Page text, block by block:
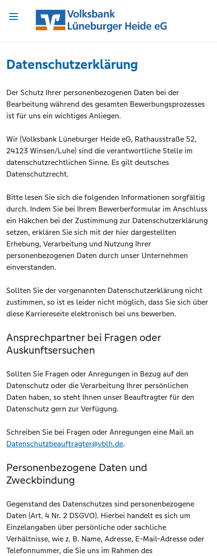
Datenschutzerklärung
Der Schutz Ihrer personenbezogenen Daten bei der
Bearbeitung während des gesamten Bewerbungsprozesses
ist für uns ein wichtiges Anliegen.
Wir (Volksbank Lüneburger Heide eG, Rathausstraße 52,
24123 Winsen/Luhe) sind die verantwortliche Stelle im
datenschutzrechtlichen Sinne. Es gilt deutsches
Datenschutzrecht.
Bitte lesen Sie sich die folgenden Informationen sorgfältig
durch. Indem Sie bei Ihrem Bewerberformular im Anschluss
ein Häkchen bei der Zustimmung zur Datenschutzerklärung
setzen, erklären Sie sich mit der hier dargestellten
Erhebung, Verarbeitung und Nutzung Ihrer
personenbezogenen Daten durch unser Unternehmen
einverstanden.
Sollten Sie der vorgenannten Datenschutzerklärung nicht
zustimmen, so ist es leider nicht möglich, dass Sie sich über
diese Karriereseite elektronisch bei uns bewerben.
Ansprechpartner bei Fragen oder
Auskunftsersuchen
Sollten Sie Fragen oder Anregungen in Bezug auf den
Datenschutz oder die Verarbeitung Ihrer persönlichen
Daten haben, so steht Ihnen unser Beauftragter für den
Datenschutz gern zur Verfügung.
Schreiben Sie bei Fragen oder Anregungen eine Mail an
Datenschutzbeauftragter@vblh.de.
Personenbezogene Daten und
Zweckbindung
Gegenstand des Datenschutzes sind personenbezogene
Daten (Art. 4 Nr. 2 DSGVO). Hierbei handelt es sich um
Einzelangaben über persönliche oder sachliche
Verhältnisse, wie z. B. Name, Adresse, E-Mail-Adresse oder
Telefonnummer, die Sie uns im Rahmen des